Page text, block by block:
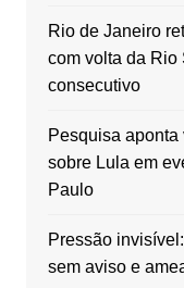
Rio de Janeiro
com volta da Rio
consecutivo
Pesquisa
sobre Lula em
Paulo
Pressão
sem aviso e